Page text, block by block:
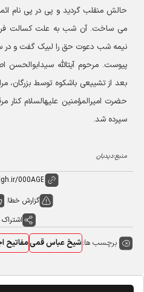
حالش منقلب گردید و پی در پی نام ائمه
می ساخت. آن شب به علت کسالت
نیمه شب دعوت حق را لبیک گفت و در
پیوست. مرحوم آیت‏اللّه‏ سیدابوالحسن
بعد از تشییعی باشکوه توسط بزرگان،
حضرت امیرالمؤمنین علیه‏السلام
سپرده شد.
منبع:دیدبان
گزارش خطا
اشتراک
برچسب ها:شیخ عباس قمیمفاتیح